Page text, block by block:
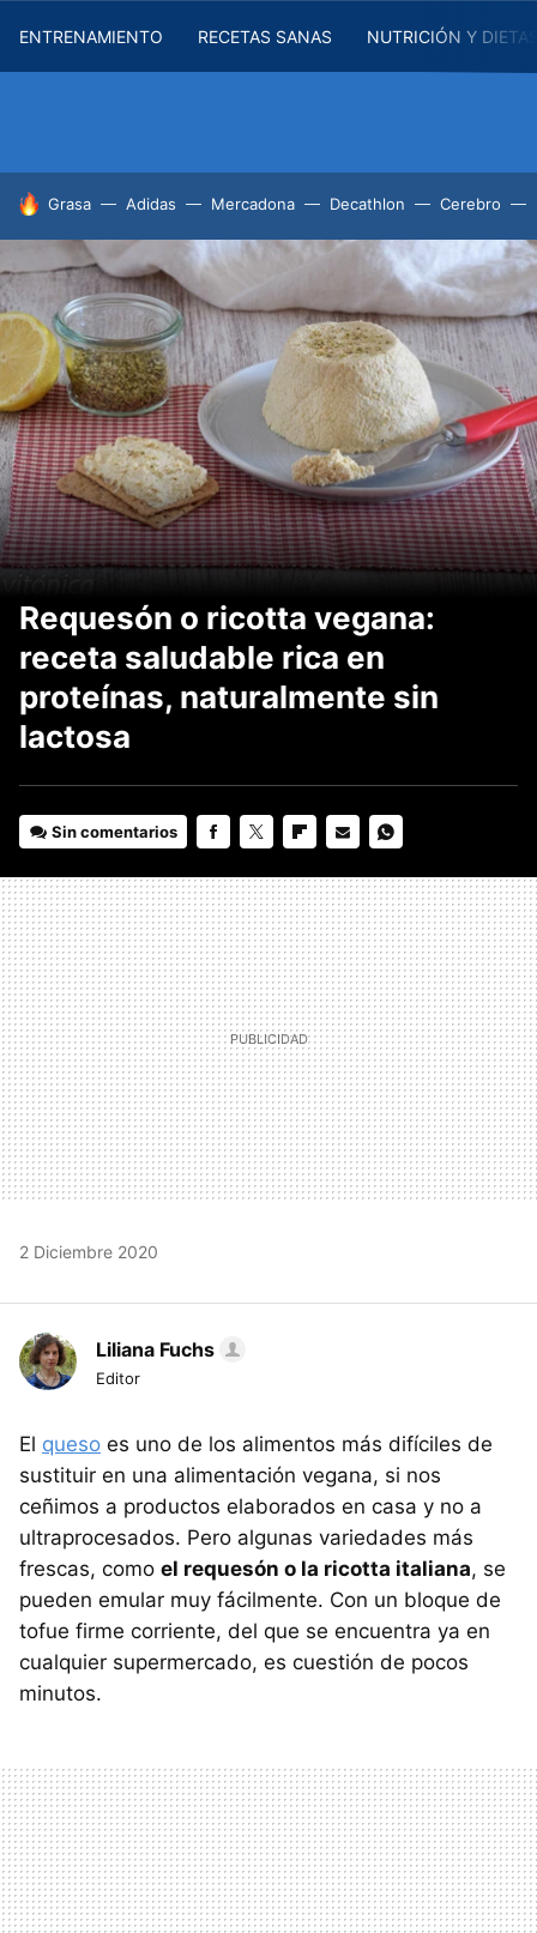
ENTRENAMIENTO RECETAS SANAS NUTRICIÓN Y
HOY SE HABLA DE
Grasa Adidas Mercadona Decathlon Cerebro
Requesón o ricotta vegana:
receta saludable rica en
proteínas, naturalmente sin
lactosa
Sin comentarios
MAIL
2 Diciembre 2020
Liliana Fuchs
Editor
El queso es uno de los alimentos más difíciles de
sustituir en una alimentación vegana, si nos
ceñimos a productos elaborados en casa y no a
ultraprocesados. Pero algunas variedades más
frescas, como el requesón o la ricotta italiana, se
pueden emular muy fácilmente. Con un bloque de
tofue firme corriente, del que se encuentra ya en
cualquier supermercado, es cuestión de pocos
minutos.